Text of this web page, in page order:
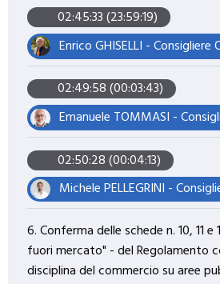
02:45:33 (23:59:19)
Enrico GHISELLI - Consigliere
02:49:58 (00:03:43)
02:50:28 (00:04:13)
6. Conferma delle schede n. 10, 11
fuori mercato" - del Regolamento
disciplina del commercio su aree